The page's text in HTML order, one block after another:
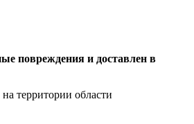
повреждения и доставлен в
территории области